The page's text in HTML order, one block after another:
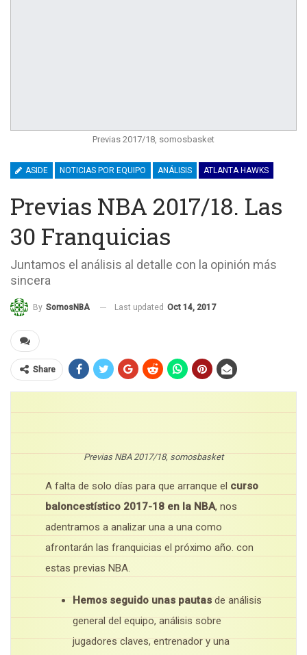
Previas 2017/18, somosbasket
ASIDE NOTICIAS POR EQUIPO ANÁLISIS ATLANTA HAWKS
Previas NBA 2017/18. Las
30 Franquicias
Juntamos el análisis al detalle con la opinión más
sincera
By SomosNBA Last updated Oct 14, 2017
Share
Previas NBA 2017/18, somosbasket
A falta de solo días para que arranque el curso
baloncestístico 2017-18 en la NBA, nos
adentramos a analizar una a una como
afrontarán las franquicias el próximo año. con
estas previas NBA.
Hemos seguido unas pautas de análisis
general del equipo, análisis sobre
jugadores claves, entrenador y una